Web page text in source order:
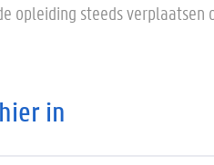
opleiding steeds
in